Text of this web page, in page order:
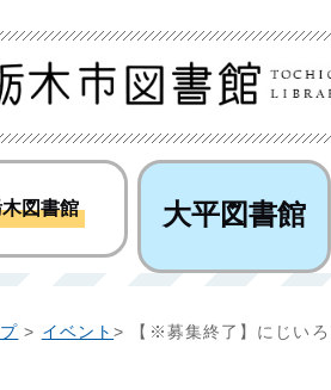
図書館 大平図書館
> イベント> 【※募集終了】にじい